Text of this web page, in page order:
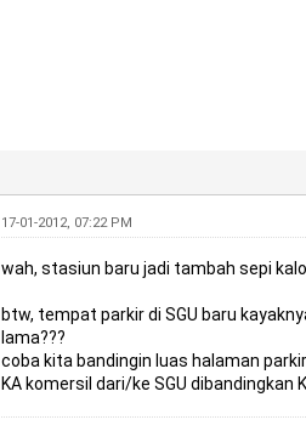
17-01-2012, 07:22 PM
wah, stasiun baru jadi tambah sepi
btw, tempat parkir di SGU baru
lama???
coba kita bandingin luas halaman
KA komersil dari/ke SGU dibandingkan